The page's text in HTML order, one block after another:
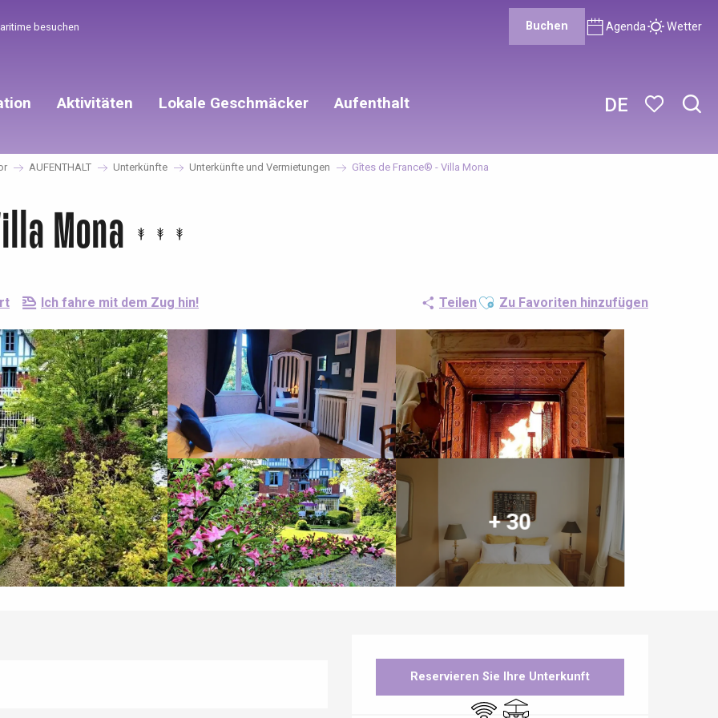
DE
besuchen Buchen Agenda Wetter
Aktivitäten Lokale Geschmäcker Aufenthalt
AUFENTHALT Unterkünfte Unterkünfte und Vermietungen Gîtes de France® - Villa Mona
Mona
Ich fahre mit dem Zug hin! TeilenAjouter aux favoris
Zu Favoriten hinzufügen
+ 30
Öffnungszeiten & Kontaktdaten
Reservieren Sie Ihre Unterkunft
Wi-Fi Terrasse